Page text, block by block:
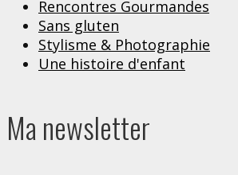
Rencontres Gourmandes
Sans gluten
Stylisme & Photographie
Une histoire d'enfant
Ma newsletter